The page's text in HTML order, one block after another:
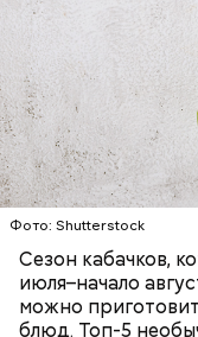
Фото: Shutterstock
Сезон кабачков,
июля–начало
можно
блюд. Топ-5
ЕДА ОВОЩИ
Фото: Shutterstock
— Наиболее
салаты, лаваш с
запеканка.
немного, поэтому
Чем
лучше. Потому
возникновения
заверил